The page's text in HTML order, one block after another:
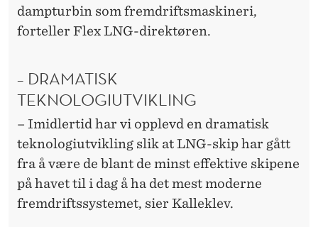
dampturbin som fremdriftsmaskineri,
forteller Flex LNG-direktøren.
– DRAMATISK
TEKNOLOGIUTVIKLING
– Imidlertid har vi opplevd en dramatisk
teknologiutvikling slik at LNG-skip har gått
fra å være de blant de minst effektive skipene
på havet til i dag å ha det mest moderne
fremdriftssystemet, sier Kalleklev.